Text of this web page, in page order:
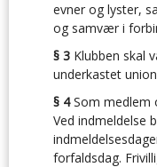
evner og lyster,
og samvær i
§ 3 Klubben skal
underkastet
§ 4Som medlem
Ved indmeldelse
forfaldsdag.